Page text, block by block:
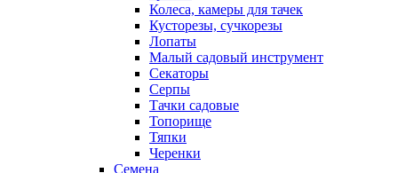
Колеса, камеры для тачек
Кусторезы, сучкорезы
Лопаты
Малый садовый инструмент
Секаторы
Серпы
Тачки садовые
Топорище
Тяпки
Черенки
Семена